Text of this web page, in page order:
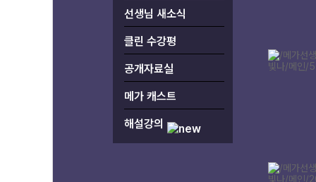
선생님 새소식
클린 수강평
공개자료실
메가 캐스트
해설강의